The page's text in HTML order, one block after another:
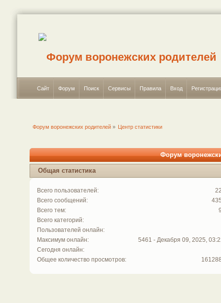
Сайт Форум Поиск Сервисы Правила Вход
Форум воронежских родителей» Центр статистики
Форум
Общая статистика
Всего пользователей:
Всего сообщений:
Всего тем:
Всего категорий:
Пользователей онлайн:
Максимум онлайн:
5461 - Декабря 09, 2025,
Сегодня онлайн:
Общее количество просмотров: